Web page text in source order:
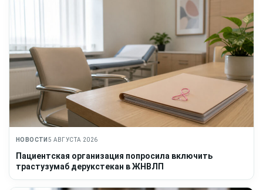
НОВОСТИ 5 АВГУСТА 2026
Пациентская организация попросила включить
трастузумаб дерукстекан в ЖНВЛП